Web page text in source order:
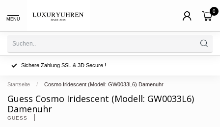
MENU
0
Sichere Zahlung SSL & 3D Secure !
Startseite / Cosmo Iridescent (Modell: GW0033L6) Damenuhr
Guess Cosmo Iridescent (Modell: GW0033L6)
Damenuhr
GUESS